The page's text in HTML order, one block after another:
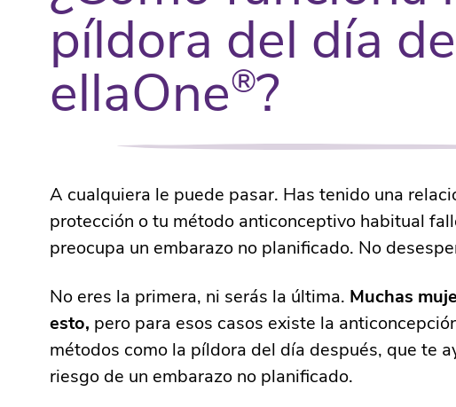
píldora del día
ellaOne®?
A cualquiera le puede pasar. Has tenido una
protección o tu método anticonceptivo habitual
preocupa un embarazo no planificado. No
No eres la primera, ni serás la última. Muchas
esto, pero para esos casos existe la
métodos como la píldora del día después, que te
riesgo de un embarazo no planificado.